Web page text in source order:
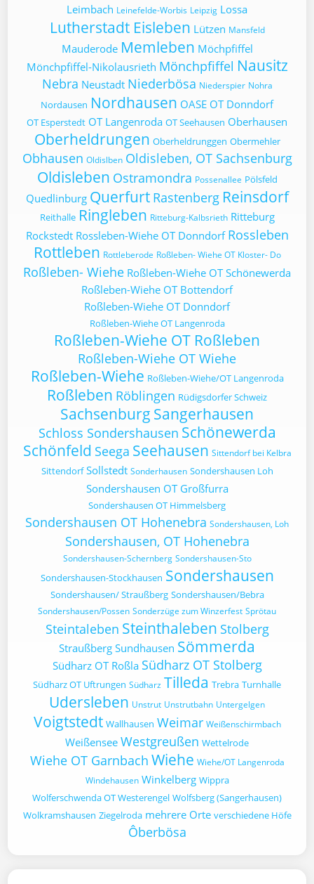
Leimbach Leinefelde-Worbis Leipzig Lossa
Lutherstadt Eisleben Lützen Mansfeld
Mauderode Memleben Möchpfiffel
Mönchpfiffel-Nikolausrieth Mönchpfiffel Nausitz
Nebra Neustadt Niederbösa Niederspier Nohra
Nordausen Nordhausen OASE OT Donndorf
OT Esperstedt OT Langenroda OT Seehausen Oberhausen
Oberheldrungen Oberheldrunggen Obermehler
Obhausen Oldislben Oldisleben, OT Sachsenburg
Oldisleben Ostramondra Possenallee Pölsfeld
Quedlinburg Querfurt Rastenberg Reinsdorf
Reithalle Ringleben Ritteburg-Kalbsrieth Ritteburg
Rockstedt Rossleben-Wiehe OT Donndorf Rossleben
Rottleben Rottleberode Roßleben- Wiehe OT Kloster- Do
Roßleben- Wiehe Roßleben-Wiehe OT Schönewerda
Roßleben-Wiehe OT Bottendorf
Roßleben-Wiehe OT Donndorf
Roßleben-Wiehe OT Langenroda
Roßleben-Wiehe OT Roßleben
Roßleben-Wiehe OT Wiehe
Roßleben-Wiehe Roßleben-Wiehe/OT Langenroda
Roßleben Röblingen Rüdigsdorfer Schweiz
Sachsenburg Sangerhausen
Schloss Sondershausen Schönewerda
Schönfeld Seega Seehausen Sittendorf bei Kelbra
Sittendorf Sollstedt Sonderhausen Sondershausen Loh
Sondershausen OT Großfurra
Sondershausen OT Himmelsberg
Sondershausen OT Hohenebra Sondershausen, Loh
Sondershausen, OT Hohenebra
Sondershausen-Schernberg Sondershausen-Sto
Sondershausen-Stockhausen Sondershausen
Sondershausen/ Straußberg Sondershausen/Bebra
Sondershausen/Possen Sonderzüge zum Winzerfest Sprötau
Steintaleben Steinthaleben Stolberg
Straußberg Sundhausen Sömmerda
Südharz OT Roßla Südharz OT Stolberg
Südharz OT Uftrungen Südharz Tilleda Trebra Turnhalle
Udersleben Unstrut Unstrutbahn Untergelgen
Voigtstedt Wallhausen Weimar Weißenschirmbach
Weißensee Westgreußen Wettelrode
Wiehe OT Garnbach Wiehe Wiehe/OT Langenroda
Windehausen Winkelberg Wippra
Wolferschwenda OT Westerengel Wolfsberg (Sangerhausen)
Wolkramshausen Ziegelroda mehrere Orte verschiedene Höfe
Ôberbösa